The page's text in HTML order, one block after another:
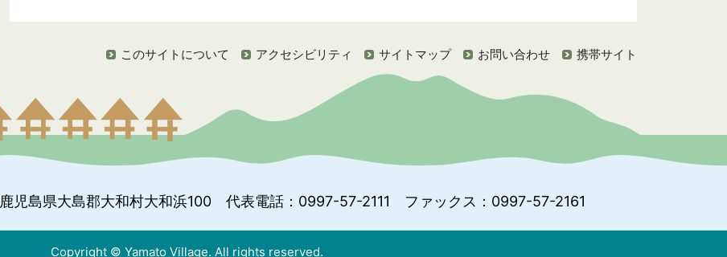
このサイトについて アクセシビリティ サイトマップ お問い合わせ 携帯サイト
鹿児島県大島郡大和村大和浜100 代表電話：0997-57-2111 ファックス：0997-57-2161
Copyright © Yamato Village. All rights reserved.